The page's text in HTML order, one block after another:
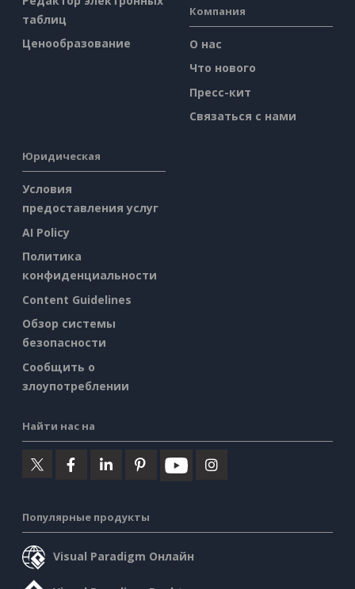
таблиц
Ценообразование
Компания
О нас
Что нового
Пресс-кит
Связаться с нами
Юридическая
Условия
предоставления услуг
AI Policy
Политика
конфиденциальности
Content Guidelines
Обзор системы
безопасности
Сообщить о
злоупотреблении
Найти нас на
Популярные продукты
Visual Paradigm Онлайн